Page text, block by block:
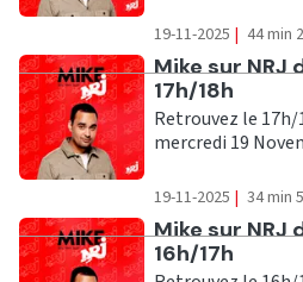
19-11-2025 | 44 min
Ecouter
Mike sur NRJ
17h/18h
Retrouvez le 17h/
mercredi 19
19-11-2025 | 34 min
Ecouter
Mike sur NRJ
16h/17h